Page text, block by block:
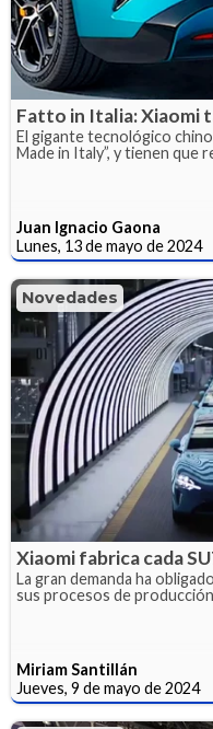
Fatto in Italia: Xiaomi
El gigante tecnológico
Made in Italy”, y tienen que
Juan Ignacio Gaona
Lunes, 13 de mayo de 2024
Novedades
Xiaomi fabrica cada
La gran demanda ha
sus procesos de
Miriam Santillán
Jueves, 9 de mayo de 2024